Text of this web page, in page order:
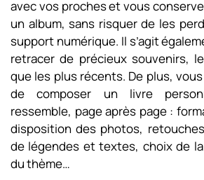
avec vos proches et vous
un album, sans risquer de les
support numérique. Il s’agit
retracer de précieux souvenirs,
que les plus récents. De plus,
de composer un livre
ressemble, page après page :
disposition des photos,
de légendes et textes, choix de
du thème…